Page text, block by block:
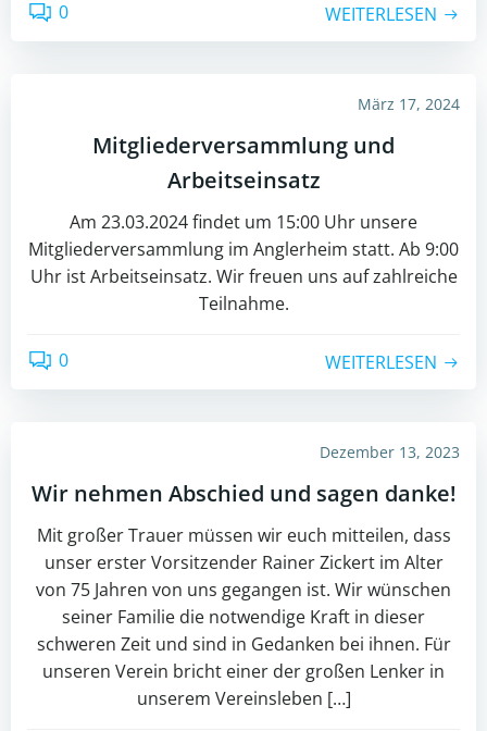
0 WEITERLESEN
März 17, 2024
Mitgliederversammlung und
Arbeitseinsatz
Am 23.03.2024 findet um 15:00 Uhr unsere
Mitgliederversammlung im Anglerheim statt. Ab 9:00
Uhr ist Arbeitseinsatz. Wir freuen uns auf zahlreiche
Teilnahme.
0 WEITERLESEN
Dezember 13, 2023
Wir nehmen Abschied und sagen danke!
Mit großer Trauer müssen wir euch mitteilen, dass
unser erster Vorsitzender Rainer Zickert im Alter
von 75 Jahren von uns gegangen ist. Wir wünschen
seiner Familie die notwendige Kraft in dieser
schweren Zeit und sind in Gedanken bei ihnen. Für
unseren Verein bricht einer der großen Lenker in
unserem Vereinsleben […]